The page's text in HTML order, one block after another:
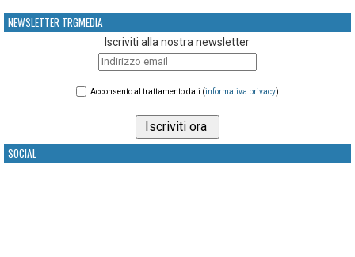
NEWSLETTER TRGMEDIA
Iscriviti alla nostra newsletter
Acconsento al trattamento dati (informativa privacy)
SOCIAL